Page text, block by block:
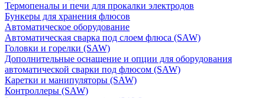
Термопеналы и печи для прокалки электродов
Бункеры для хранения флюсов
Автоматическое оборудование
Автоматическая сварка под слоем флюса (SAW)
Головки и горелки (SAW)
Дополнительные оснащение и опции для оборудования
автоматической сварки под флюсом (SAW)
Каретки и манипуляторы (SAW)
Контроллеры (SAW)